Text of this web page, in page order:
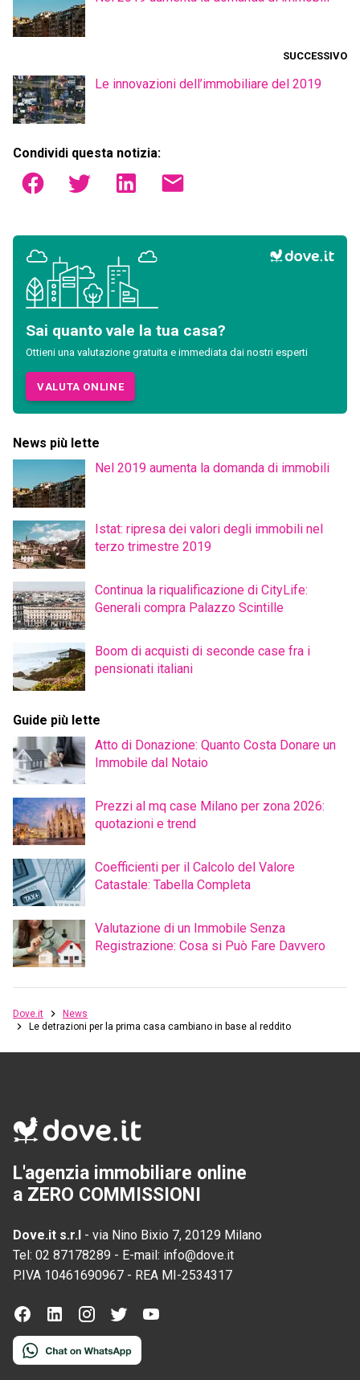
SUCCESSIVO
Le innovazioni dell’immobiliare del 2019
Condividi questa notizia:
Sai quanto vale la tua casa?
Ottieni una valutazione gratuita e immediata dai nostri esperti
VALUTA ONLINE
News più lette
Nel 2019 aumenta la domanda di immobili
Istat: ripresa dei valori degli immobili nel
terzo trimestre 2019
Continua la riqualificazione di CityLife:
Generali compra Palazzo Scintille
Boom di acquisti di seconde case fra i
pensionati italiani
Guide più lette
Atto di Donazione: Quanto Costa Donare un
Immobile dal Notaio
Prezzi al mq case Milano per zona 2026:
quotazioni e trend
Coefficienti per il Calcolo del Valore
Catastale: Tabella Completa
Valutazione di un Immobile Senza
Registrazione: Cosa si Può Fare Davvero
Dove.it
News
Le detrazioni per la prima casa cambiano in base al reddito
L'agenzia immobiliare online
a ZERO COMMISSIONI
Dove.it s.r.l - via Nino Bixio 7, 20129 Milano
Tel: 02 87178289 - E-mail: info@dove.it
P.IVA 10461690967 - REA MI-2534317